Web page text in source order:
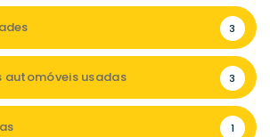
3
automóveis usadas 3
1